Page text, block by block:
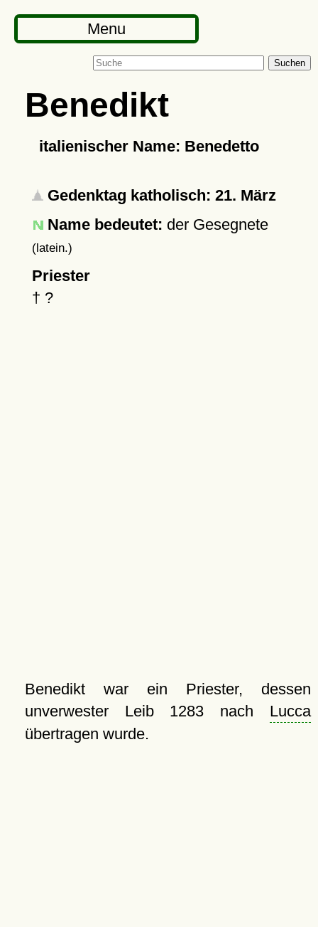
Menu
Suchen
Benedikt
italienischer Name: Benedetto
Gedenktag katholisch: 21. März
Name bedeutet: der Gesegnete
(latein.)
Priester
† ?
Benedikt war ein Priester, dessen
unverwester Leib 1283 nach Lucca
übertragen wurde.